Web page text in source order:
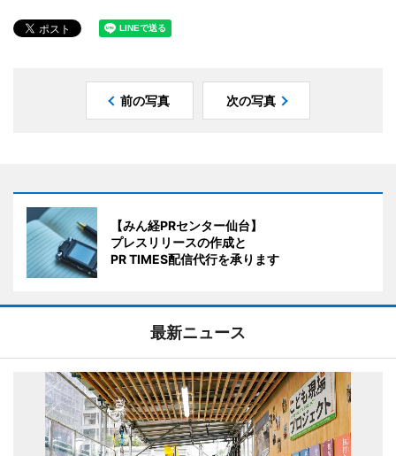
前の写真 次の写真
【みん経PRセンター仙台】
プレスリリースの作成と
PR TIMES配信代行を承ります
最新ニュース